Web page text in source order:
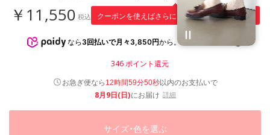
￥11,550 税込 クーポンを使えばさらに 1,155円引き！※適用条件
なら 3回払いで月々3,850円から。分割手数料無料
346ポイント還元
お急ぎ便なら 12時間59分49秒以内のお支払いで
8月9日(日)にお届け 詳細
サイズ・色を選ぶ